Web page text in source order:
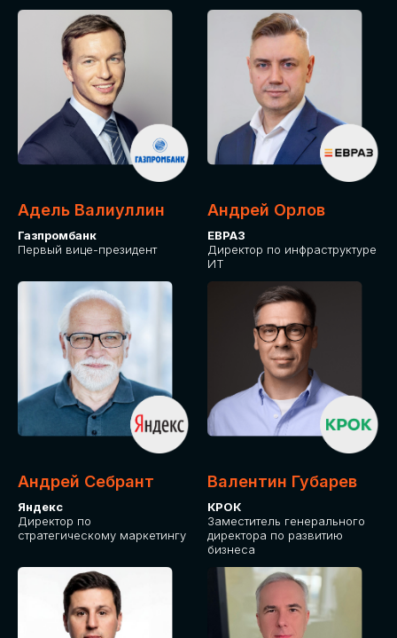
Адель Валиуллин
Газпромбанк
Первый вице-президент
Андрей Орлов
ЕВРАЗ
Директор по инфраструктуре
ИТ
Андрей Себрант
Яндекс
Директор по
стратегическому маркетингу
Валентин Губарев
КРОК
Заместитель генерального
директора по развитию
бизнеса